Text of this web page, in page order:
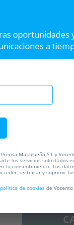
+ 1
en ISLA
Sunsets en
40%
oportunidades
a
Malagueña S.L y
los servicios solicitados
tu consentimiento. Tus
rectificar y suprimir
política de cookies de